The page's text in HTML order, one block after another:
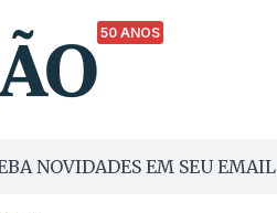
50 ANOS
NOVIDADES EM SEU EMAIL